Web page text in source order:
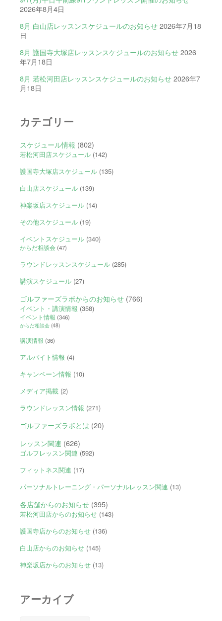
2026年8月4日
8月 白山店レッスンスケジュールのお知らせ 2026年7月18
日
8月 護国寺大塚店レッスンスケジュールのお知らせ 2026
年7月18日
8月 若松河田店レッスンスケジュールのお知らせ 2026年7
月18日
カテゴリー
スケジュール情報 (802)
若松河田店スケジュール(142)
護国寺大塚店スケジュール(135)
白山店スケジュール(139)
神楽坂店スケジュール(14)
その他スケジュール(19)
イベントスケジュール(340)
からだ相談会(47)
ラウンドレッスンスケジュール(285)
講演スケジュール(27)
ゴルファーズラボからのお知らせ(766)
イベント・講演情報 (358)
イベント情報 (346)
からだ相談会(48)
講演情報 (36)
アルバイト情報 (4)
キャンペーン情報 (10)
メディア掲載(2)
ラウンドレッスン情報 (271)
ゴルファーズラボとは (20)
レッスン関連 (626)
ゴルフレッスン関連 (592)
フィットネス関連 (17)
パーソナルトレーニング・パーソナルレッスン関連 (13)
各店舗からのお知らせ(395)
若松河田店からのお知らせ(143)
護国寺店からのお知らせ(136)
白山店からのお知らせ(145)
神楽坂店からのお知らせ(13)
アーカイブ